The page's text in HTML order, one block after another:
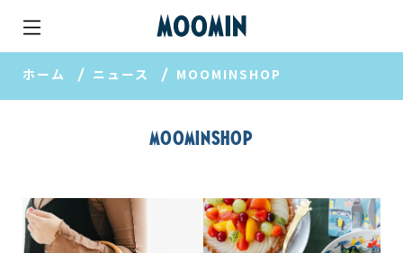
ホーム ニュース MOOMINSHOP
MOOMINSHOP